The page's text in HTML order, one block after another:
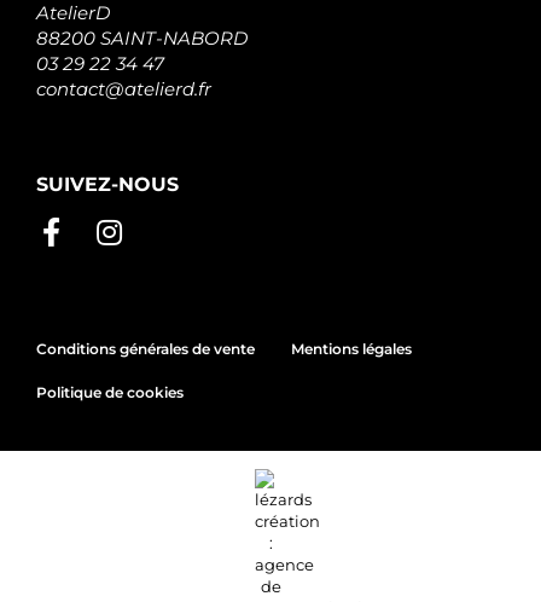
AtelierD
88200 SAINT-NABORD
03 29 22 34 47
contact@atelierd.fr
SUIVEZ-NOUS
Conditions générales de vente Mentions légales
Politique de cookies